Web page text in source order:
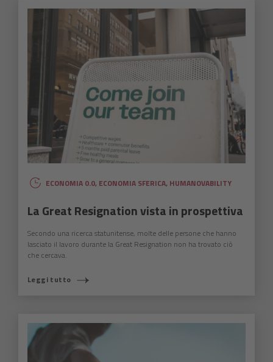
ECONOMIA 0.0, ECONOMIA SFERICA, HUMANOVABILITY
La Great Resignation vista in prospettiva
Secondo una ricerca statunitense, molte delle persone che hanno
lasciato il lavoro durante la Great Resignation non ha trovato ciò
che cercava.
Leggi tutto